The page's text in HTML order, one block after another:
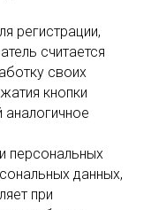
регистрации,
считается
своих
кнопки
аналогичное
персональных
данных,
при